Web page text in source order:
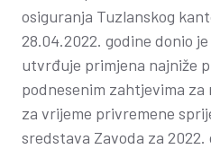
osiguranja Tuzlanskog
28.04.2022. godine donio
utvrđuje primjena najniže
podnesenim zahtjevima
za vrijeme privremene
sredstava Zavoda za 2022.